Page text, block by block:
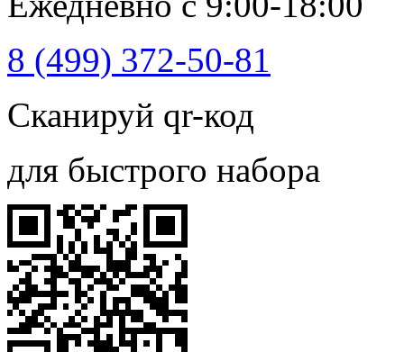
8 (499) 372-50-81
Сканируй qr-код
для быстрого набора